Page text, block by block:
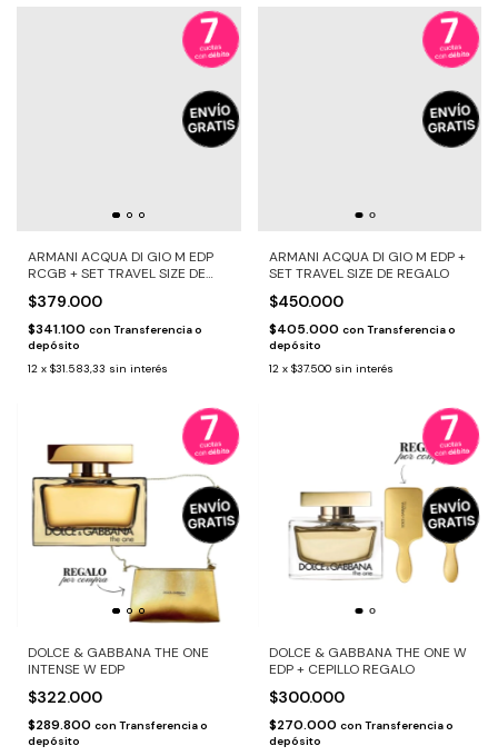
ARMANI ACQUA DI GIO M EDP
RCGB + SET TRAVEL SIZE DE
$379.000
$341.100 con Transferencia o
depósito
12 x $31.583,33 sin interés
ARMANI ACQUA DI GIO M EDP +
SET TRAVEL SIZE DE REGALO
$450.000
$405.000 con Transferencia o
depósito
12 x $37.500 sin interés
DOLCE & GABBANA THE ONE
INTENSE W EDP
$322.000
$289.800 con Transferencia o
depósito
DOLCE & GABBANA THE ONE W
EDP + CEPILLO REGALO
$300.000
$270.000 con Transferencia o
depósito